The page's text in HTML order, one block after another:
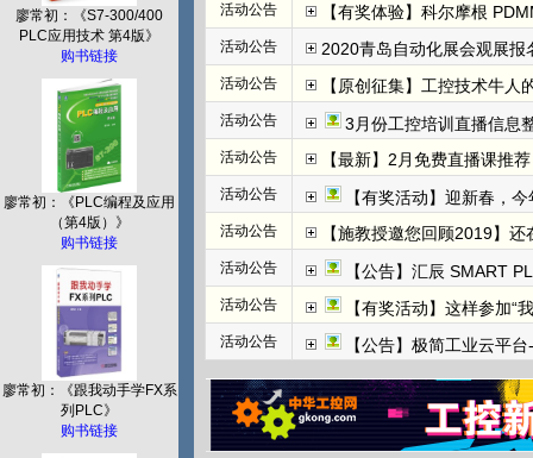
廖常初：《S7-300/400
PLC应用技术 第4版》
购书链接
廖常初：《PLC编程及应用
（第4版）》
购书链接
廖常初：《跟我动手学FX系
列PLC》
购书链接
活动公告 【有奖体验】科尔摩根
活动公告 2020青岛自动化展会观展报名
活动公告 【原创征集】工控技术牛
活动公告 3月份工控培训直播信息整
活动公告 【最新】2月免费直播课推
活动公告 【有奖活动】迎新春，
活动公告 【施教授邀您回顾2019】
活动公告 【公告】汇辰 SMART
活动公告 【有奖活动】这样参加“
活动公告 【公告】极简工业云平台-